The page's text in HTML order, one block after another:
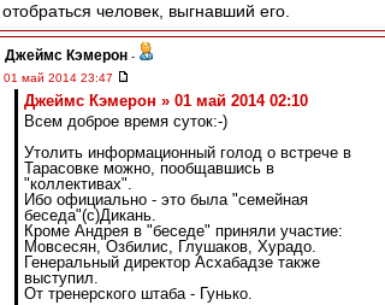
отобраться человек, выгнавший его.
Джеймс Кэмерон -
01 май 2014 23:47
Джеймс Кэмерон » 01 май 2014 02:10
Всем доброе время суток:-)
Утолить информационный голод о встрече в
Тарасовке можно, пообщавшись в
"коллективах".
Ибо официально - это была "семейная
беседа"(с)Дикань.
Кроме Андрея в "беседе" приняли участие:
Мовсесян, Озбилис, Глушаков, Хурадо.
Генеральный директор Асхабадзе также
выступил.
От тренерского штаба - Гунько.